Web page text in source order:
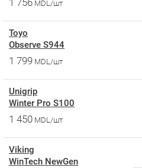
1 756 MDL/шт
Toyo
Observe S944
1 799 MDL/шт
Unigrip
Winter Pro S100
1 450 MDL/шт
Viking
WinTech NewGen